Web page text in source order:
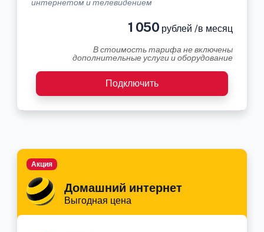
интернетом и телевидением
1 050 рублей /в месяц
В стоимость тарифа не включены
дополнительные услуги и оборудование
Подключить
Домашний интернет
Выгодная цена
Акция